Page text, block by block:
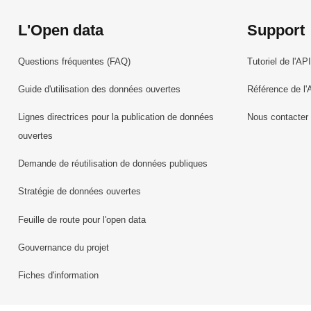
L'Open data
Questions fréquentes (FAQ)
Guide d'utilisation des données ouvertes
Lignes directrices pour la publication de données
ouvertes
Demande de réutilisation de données publiques
Stratégie de données ouvertes
Feuille de route pour l'open data
Gouvernance du projet
Fiches d'information
Support
Tutoriel de l'API
Référence de
Nous contacter